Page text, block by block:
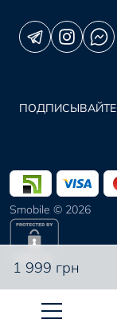
1 999 грн
Smobile © 2026